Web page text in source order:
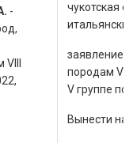
-
чукотская
заявление
породам
V группе
Вынести на